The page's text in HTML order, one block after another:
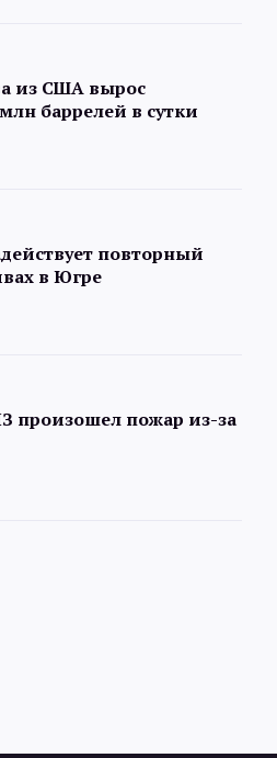
из США вырос
баррелей в сутки
повторный
в Югре
произошел пожар из-за